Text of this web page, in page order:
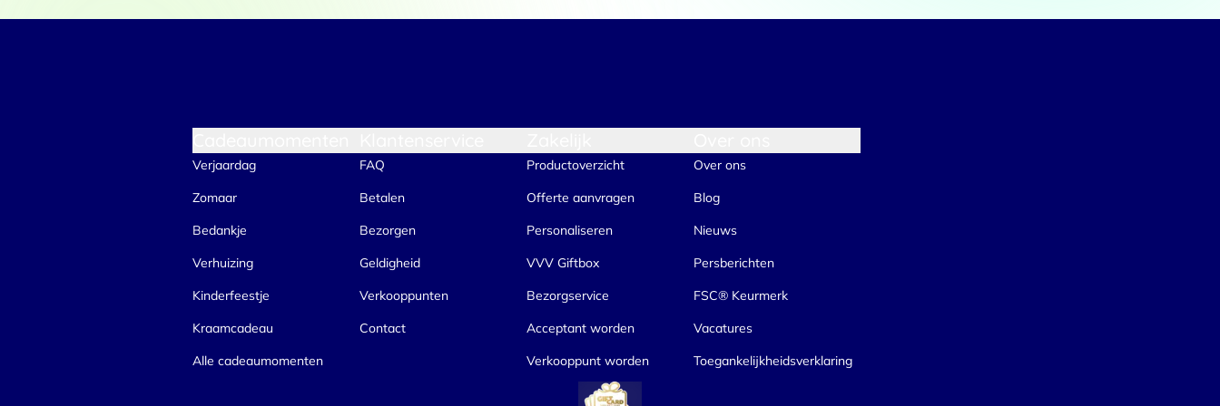
Cadeaumomenten
Verjaardag
Zomaar
Bedankje
Verhuizing
Kinderfeestje
Kraamcadeau
Klantenservice
FAQ
Betalen
Bezorgen
Geldigheid
Verkooppunten
Zakelijk
Productoverzicht
Offerte aanvragen
Personaliseren
VVV Giftbox
Bezorgservice
Acceptant worden
Verkooppunt worden
Over ons
Over ons
Blog
Nieuws
Persberichten
FSC® Keurmerk
Vacatures